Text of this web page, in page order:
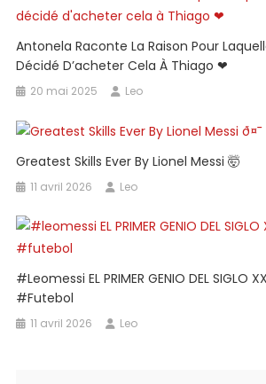
Antonela Raconte La Raison Pour
Décidé D’acheter Cela À Thiago ❤
20 mai 2025 Leo
Greatest Skills Ever By Lionel Messi 🤯
11 avril 2026 Leo
#leomessi EL PRIMER GENIO DEL
#futebol
11 avril 2026 Leo